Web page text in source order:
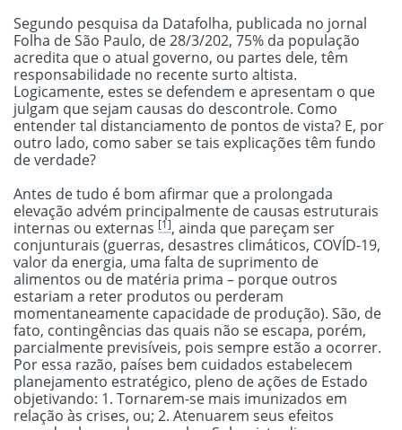
Segundo pesquisa da Datafolha, publicada no jornal
Folha de São Paulo, de 28/3/202, 75% da população
acredita que o atual governo, ou partes dele, têm
responsabilidade no recente surto altista.
Logicamente, estes se defendem e apresentam o que
julgam que sejam causas do descontrole. Como
entender tal distanciamento de pontos de vista? E, por
outro lado, como saber se tais explicações têm fundo
de verdade?
Antes de tudo é bom afirmar que a prolongada
elevação advém principalmente de causas estruturais
internas ou externas [1], ainda que pareçam ser
conjunturais (guerras, desastres climáticos, COVÍD-19,
valor da energia, uma falta de suprimento de
alimentos ou de matéria prima – porque outros
estariam a reter produtos ou perderam
momentaneamente capacidade de produção). São, de
fato, contingências das quais não se escapa, porém,
parcialmente previsíveis, pois sempre estão a ocorrer.
Por essa razão, países bem cuidados estabelecem
planejamento estratégico, pleno de ações de Estado
objetivando: 1. Tornarem-se mais imunizados em
relação às crises, ou; 2. Atenuarem seus efeitos